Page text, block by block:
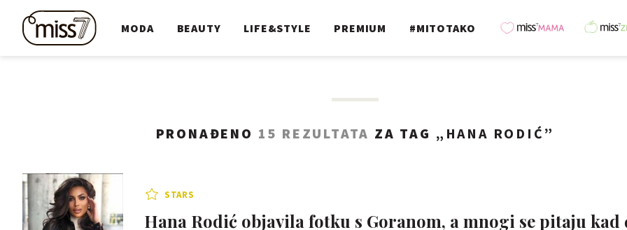
MODA BEAUTY LIFE&STYLE PREMIUM #MITOTAKO
PRONAĐENO 15 REZULTATA ZA TAG „ HANA RODIĆ ”
STARS
Hana Rodić objavila fotku s Goranom, a mnogi se pitaju kad